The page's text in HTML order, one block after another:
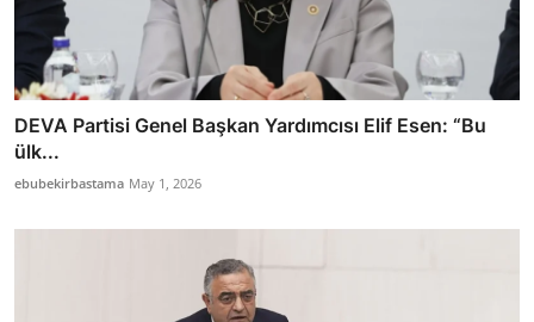
DEVA Partisi Genel Başkan Yardımcısı Elif Esen: “Bu
ülk...
ebubekirbastama May 1, 2026